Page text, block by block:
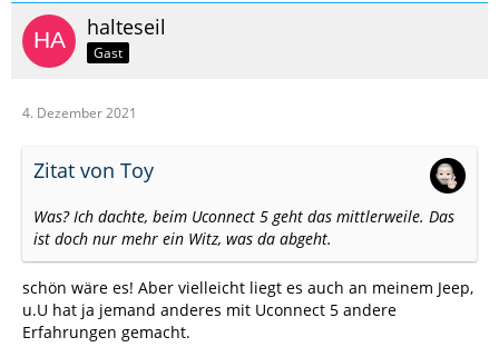
halteseil
Gast
4. Dezember 2021
Zitat von Toy
Was? Ich dachte, beim Uconnect 5 geht das mittlerweile. Das
ist doch nur mehr ein Witz, was da abgeht.
schön wäre es! Aber vielleicht liegt es auch an meinem Jeep,
u.U hat ja jemand anderes mit Uconnect 5 andere
Erfahrungen gemacht.